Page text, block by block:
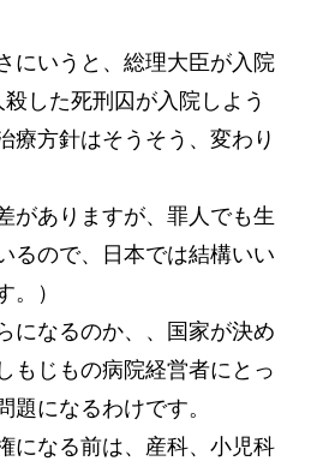
にいうと、総理大臣が入院
した死刑囚が入院しよう
療方針はそうそう、変わり
がありますが、罪人でも生
るので、日本では結構いい
。）
になるのか、、国家が決め
もじもの病院経営者にとっ
題になるわけです。
になる前は、産科、小児科